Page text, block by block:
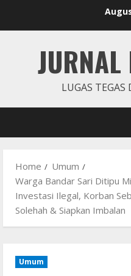
LUGAS TEGAS
Home
Umum
Warga Bandar Sari Ditipu
Investasi Ilegal, Korban
Solehah & Siapkan Imbalan
Umum